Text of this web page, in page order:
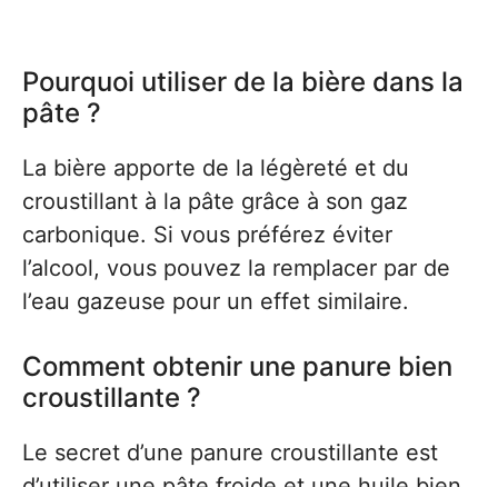
Pourquoi utiliser de la bière dans la
pâte ?
La bière apporte de la légèreté et du
croustillant à la pâte grâce à son gaz
carbonique. Si vous préférez éviter
l’alcool, vous pouvez la remplacer par de
l’eau gazeuse pour un effet similaire.
Comment obtenir une panure bien
croustillante ?
Le secret d’une panure croustillante est